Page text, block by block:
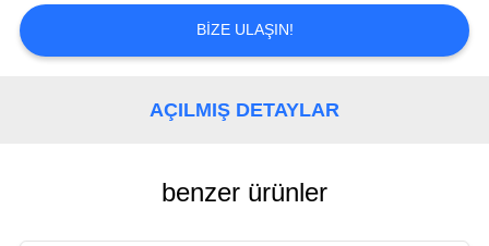
ISTEĞI
BIZE ULAŞIN!
AÇILMIŞ DETAYLAR
benzer ürünler